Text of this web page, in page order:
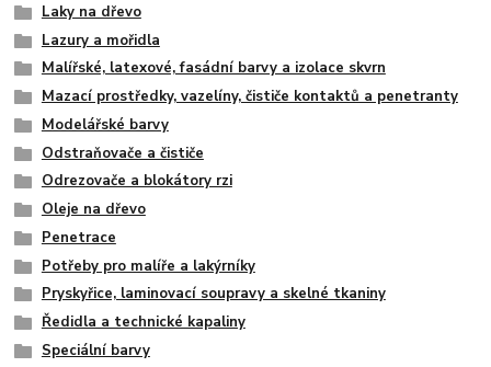
Laky na dřevo
Lazury a mořidla
Malířské, latexové, fasádní barvy a izolace skvrn
Mazací prostředky, vazelíny, čističe kontaktů a penetranty
Modelářské barvy
Odstraňovače a čističe
Odrezovače a blokátory rzi
Oleje na dřevo
Penetrace
Potřeby pro malíře a lakýrníky
Pryskyřice, laminovací soupravy a skelné tkaniny
Ředidla a technické kapaliny
Speciální barvy